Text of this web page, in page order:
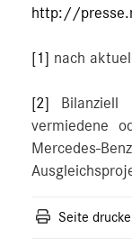
http://
[1] nach
[2] Bilanziell
vermiedene
Seite